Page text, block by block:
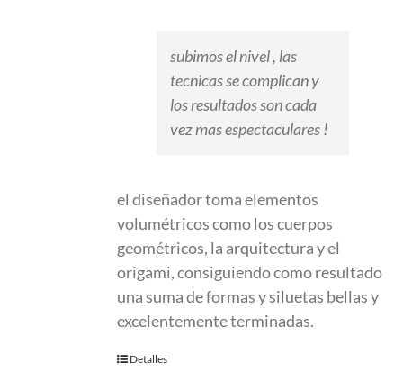
subimos el nivel , las
tecnicas se complican y
los resultados son cada
vez mas espectaculares !
el diseñador toma elementos
volumétricos como los cuerpos
geométricos, la arquitectura y el
origami, consiguiendo como resultado
una suma de formas y siluetas bellas y
excelentemente terminadas.
Detalles